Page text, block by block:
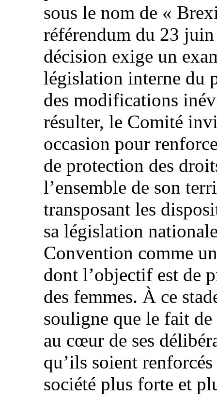
sous le nom de «
référendum du 23
décision exige un
législation interne du
des modifications
résulter, le Comité
occasion pour
de protection des
l’ensemble de son
transposant les
sa législation
Convention comme
dont l’objectif est de
des femmes. À ce
souligne que le fait
au cœur de ses
qu’ils soient
société plus forte et